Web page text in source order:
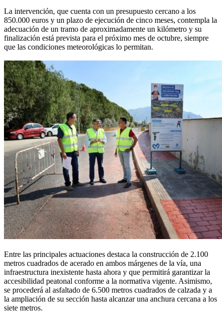
La intervención, que cuenta con un presupuesto cercano a los
850.000 euros y un plazo de ejecución de cinco meses, contempla la
adecuación de un tramo de aproximadamente un kilómetro y su
finalización está prevista para el próximo mes de octubre, siempre
que las condiciones meteorológicas lo permitan.
Entre las principales actuaciones destaca la construcción de 2.100
metros cuadrados de acerado en ambos márgenes de la vía, una
infraestructura inexistente hasta ahora y que permitirá garantizar la
accesibilidad peatonal conforme a la normativa vigente. Asimismo,
se procederá al asfaltado de 6.500 metros cuadrados de calzada y a
la ampliación de su sección hasta alcanzar una anchura cercana a los
siete metros.